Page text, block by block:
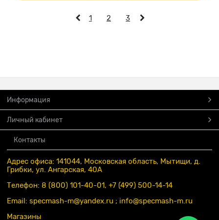
1 2 3
Информация
Личный кабинет
Контакты
Адрес офиса: 141044, Московская область, Мытищи, д.
Грибки, ул. Ангарская, 40А
Телефон: 8 (800) 101-40-01, +7 (499) 500-14-14
Email: specmash-m@yandex.ru ; info@specmash-m.ru
Магазины